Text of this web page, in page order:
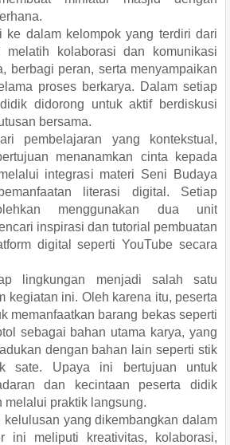
ke dalam kelompok yang terdiri dari
melatih kolaborasi dan komunikasi
berbagi peran, serta menyampaikan
proses berkarya. Dalam setiap
didorong untuk aktif berdiskusi
bersama.
pembelajaran yang kontekstual,
menanamkan cinta kepada
integrasi materi Seni Budaya
literasi digital. Setiap
menggunakan dua unit
inspirasi dan tutorial pembuatan
digital seperti YouTube secara
lingkungan menjadi salah satu
kegiatan ini. Oleh karena itu, peserta
memanfaatkan barang bekas seperti
sebagai bahan utama karya, yang
dengan bahan lain seperti stik
sate. Upaya ini bertujuan untuk
dan kecintaan peserta didik
melalui praktik langsung.
kelulusan yang dikembangkan dalam
ini meliputi kreativitas, kolaborasi,